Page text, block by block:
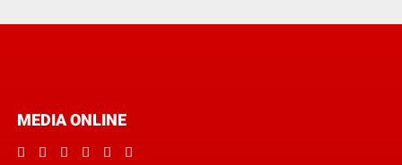
MEDIA ONLINE